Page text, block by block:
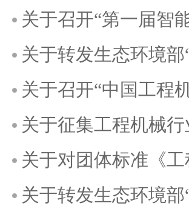
关于召开“第一届智能建造装
关于转发生态环境部“关于公开
关于召开“中国工程机械工业
关于征集工程机械
关于对团体标准《
关于转发生态环境部“关于公开